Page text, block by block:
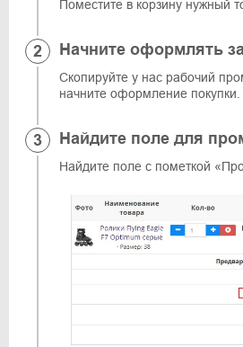
Поместите в корзину нужный
Начните оформлять
Скопируйте у нас рабочий
начните оформление покупки.
Найдите поле для
Найдите поле с пометкой